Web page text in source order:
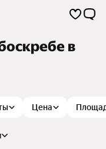
в
Цена